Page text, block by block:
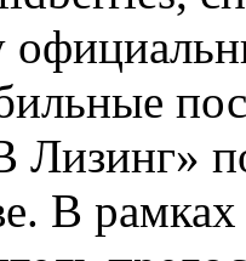
Лизинг»
В рамках